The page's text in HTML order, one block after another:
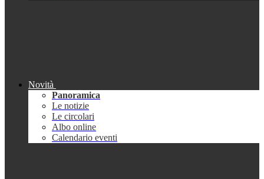
Novità
Panoramica
Le notizie
Le circolari
Albo online
Calendario eventi